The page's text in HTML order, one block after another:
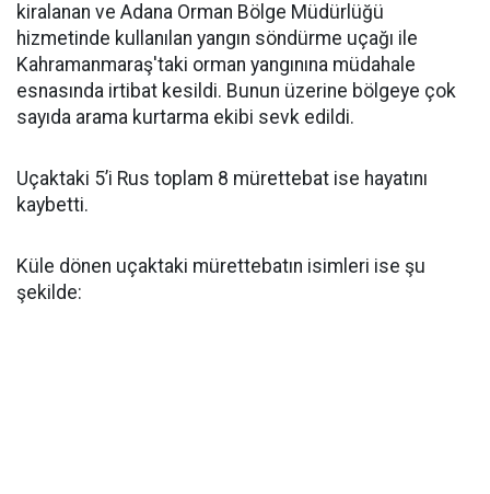
kiralanan ve Adana Orman Bölge Müdürlüğü
hizmetinde kullanılan yangın söndürme uçağı ile
Kahramanmaraş'taki orman yangınına müdahale
esnasında irtibat kesildi. Bunun üzerine bölgeye çok
sayıda arama kurtarma ekibi sevk edildi.
Uçaktaki 5’i Rus toplam 8 mürettebat ise hayatını
kaybetti.
Küle dönen uçaktaki mürettebatın isimleri ise şu
şekilde: